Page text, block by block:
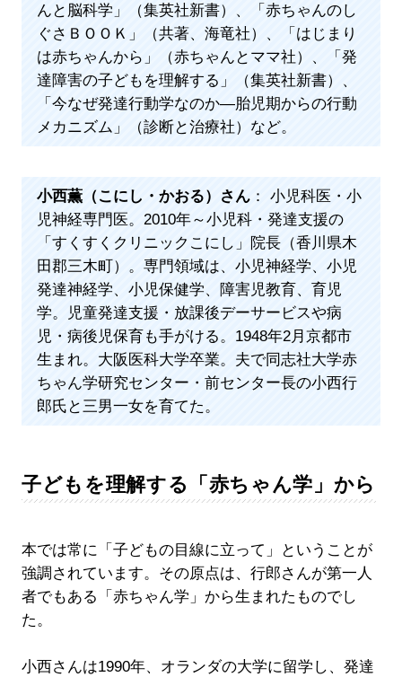
んと脳科学」（集英社新書）、「赤ちゃんのし
ぐさＢＯＯＫ」（共著、海竜社）、「はじまり
は赤ちゃんから」（赤ちゃんとママ社）、「発
達障害の子どもを理解する」（集英社新書）、
「今なぜ発達行動学なのか―胎児期からの行動
メカニズム」（診断と治療社）など。
小西薫（こにし・かおる）さん： 小児科医・小
児神経専門医。2010年～小児科・発達支援の
「すくすくクリニックこにし」院長（香川県木
田郡三木町）。専門領域は、小児神経学、小児
発達神経学、小児保健学、障害児教育、育児
学。児童発達支援・放課後デーサービスや病
児・病後児保育も手がける。1948年2月京都市
生まれ。大阪医科大学卒業。夫で同志社大学赤
ちゃん学研究センター・前センター長の小西行
郎氏と三男一女を育てた。
子どもを理解する「赤ちゃん学」から
本では常に「子どもの目線に立って」ということが
強調されています。その原点は、行郎さんが第一人
者でもある「赤ちゃん学」から生まれたものでし
た。
小西さんは1990年、オランダの大学に留学し、発達